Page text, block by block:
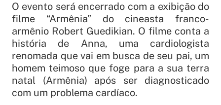
O evento será encerrado com a exibição do
filme “Armênia” do cineasta franco-
armênio Robert Guedikian. O filme conta a
história de Anna, uma cardiologista
renomada que vai em busca de seu pai, um
homem teimoso que foge para a sua terra
natal (Armênia) após ser diagnosticado
com um problema cardíaco.